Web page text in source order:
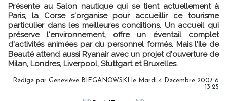
Présente au Salon nautique qui se tient actuellement à
Paris, la Corse s'organise pour accueillir ce tourisme
particulier dans les meilleures conditions. Un accueil qui
préserve l'environnement, offre un éventail complet
d'activités animées par du personnel formés. Mais l'Ile de
Beauté attend aussi Ryanair avec un projet d'ouverture de
Milan, Londres, Liverpool, Stuttgart et Bruxelles.
Rédigé par Geneviève BIEGANOWSKI le Mardi 4 Décembre 2007 à
13:25